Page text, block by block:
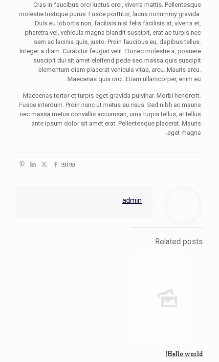
Cras in faucibus orci luctus orci, viverra mattis. Pellentesque
molestie tristique purus. Fusce porttitor, lacus nonummy gravida.
Duis eu lobortis non, facilisis nisl felis facilisis at, viverra et,
pharetra vel, vehicula magna blandit suscipit, erat ac turpis nec
sem ac lacinia quis, justo. Proin faucibus eu, dapibus tellus.
Integer a diam. Curabitur feugiat velit. Donec molestie a, posuere
suscipit dui sit amet eleifend pede sed massa quis suscipit
elementum diam placerat vehicula vitae, arcu. Mauris arcu.
Maecenas quis orci. Etiam ullamcorper, enim eu.
Maecenas tortor et turpis eget gravida pulvinar. Morbi hendrerit.
Fusce interdum. Proin nunc ut metus eu risus. Sed nibh ac mauris
nec massa metus convallis accumsan, urna turpis tellus, at tellus
ante ipsum dolor sit amet erat. Pellentesque placerat. Mauris
eget magna.
שתפו
admin
Related posts
Hello world!